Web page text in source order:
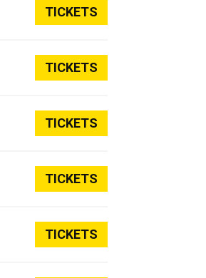
TICKETS
TICKETS
TICKETS
TICKETS
TICKETS